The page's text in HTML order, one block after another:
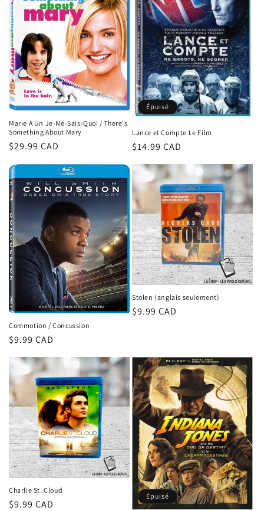
t
i
o
n
:
Marie A Un Je-Ne-Sais-Quoi / There's
Something About Mary
Prix
$29.99 CAD
Épuisé
Lance et Compte Le Film
Prix
$14.99 CAD
Commotion / Concussion
Prix
$9.99 CAD
Stolen (anglais seulement)
Prix
$9.99 CAD
Charlie St. Cloud
Prix
$9.99 CAD
Épuisé